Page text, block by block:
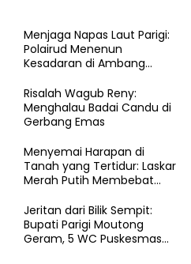
​Menjaga Napas Laut Parigi:
Polairud Menenun
Kesadaran di Ambang
Risalah Wagub Reny:
Menghalau Badai Candu di
Gerbang Emas
Menyemai Harapan di
Tanah yang Tertidur: Laskar
Merah Putih Membebat
Jeritan dari Bilik Sempit:
Bupati Parigi Moutong
Geram, 5 WC Puskesmas